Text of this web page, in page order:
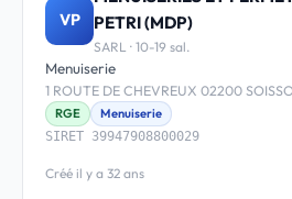
VP
PETRI (MDP)
SARL · 10-19 sal.
Menuiserie
1 ROUTE DE CHEVREUX 02200
RGE
Menuiserie
SIRET 39947908800029
Créé il y a 32 ans